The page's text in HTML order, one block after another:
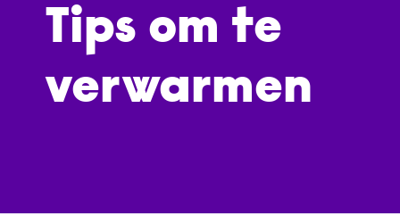
Tips om te
verwarmen